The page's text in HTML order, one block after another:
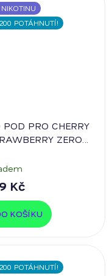
POTÁHNUTÍ!
POD PRO CHERRY
ZERO
Kč
KOŠÍKU
POTÁHNUTÍ!